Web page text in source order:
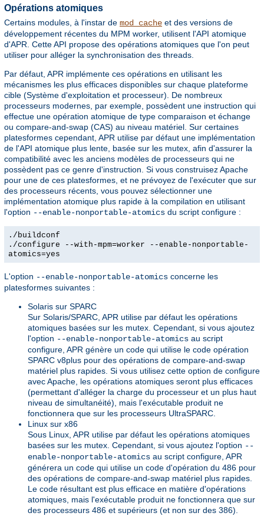
Opérations atomiques
Certains modules, à l'instar de mod_cache et des versions de
développement récentes du MPM worker, utilisent l'API atomique
d'APR. Cette API propose des opérations atomiques que l'on peut
utiliser pour alléger la synchronisation des threads.
Par défaut, APR implémente ces opérations en utilisant les
mécanismes les plus efficaces disponibles sur chaque plateforme
cible (Système d'exploitation et processeur). De nombreux
processeurs modernes, par exemple, possèdent une instruction qui
effectue une opération atomique de type comparaison et échange
ou compare-and-swap (CAS) au niveau matériel. Sur certaines
platesformes cependant, APR utilise par défaut une implémentation
de l'API atomique plus lente, basée sur les mutex, afin d'assurer la
compatibilité avec les anciens modèles de processeurs qui ne
possèdent pas ce genre d'instruction. Si vous construisez Apache
pour une de ces platesformes, et ne prévoyez de l'exécuter que sur
des processeurs récents, vous pouvez sélectionner une
implémentation atomique plus rapide à la compilation en utilisant
l'option --enable-nonportable-atomics du script configure :
./buildconf
./configure --with-mpm=worker --enable-nonportable-
atomics=yes
L'option --enable-nonportable-atomics concerne les
platesformes suivantes :
Solaris sur SPARC
Sur Solaris/SPARC, APR utilise par défaut les opérations
atomiques basées sur les mutex. Cependant, si vous ajoutez
l'option --enable-nonportable-atomics au script
configure, APR génère un code qui utilise le code opération
SPARC v8plus pour des opérations de compare-and-swap
matériel plus rapides. Si vous utilisez cette option de configure
avec Apache, les opérations atomiques seront plus efficaces
(permettant d'alléger la charge du processeur et un plus haut
niveau de simultanéité), mais l'exécutable produit ne
fonctionnera que sur les processeurs UltraSPARC.
Linux sur x86
Sous Linux, APR utilise par défaut les opérations atomiques
basées sur les mutex. Cependant, si vous ajoutez l'option --
enable-nonportable-atomics au script configure, APR
générera un code qui utilise un code d'opération du 486 pour
des opérations de compare-and-swap matériel plus rapides.
Le code résultant est plus efficace en matière d'opérations
atomiques, mais l'exécutable produit ne fonctionnera que sur
des processeurs 486 et supérieurs (et non sur des 386).